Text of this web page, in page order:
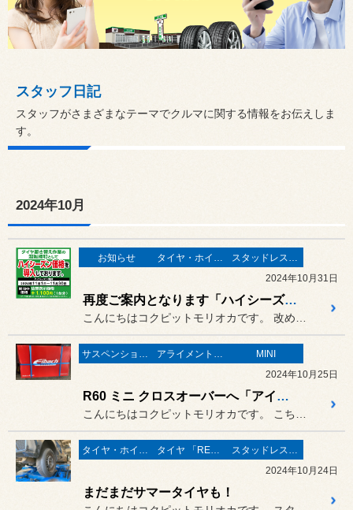
スタッフ日記
スタッフがさまざまなテーマでクルマに関する情報をお伝えしま
す。
2024年10月
お知らせ タイヤ・ホイール
スタッドレスタイヤ 「BLIZZAK」
2024年10月31日
再度ご案内となります「ハイシーズン価格」
サスペンション・ボディ関連 アライメント調整
MINI
2024年10月25日
R60 ミニ クロスオーバーへ「アイバッハ」！
タイヤ・ホイール タイヤ 「REGNO」
スタッドレスタイヤ 「BLIZZAK」
2024年10月24日
まだまだサマータイヤも！